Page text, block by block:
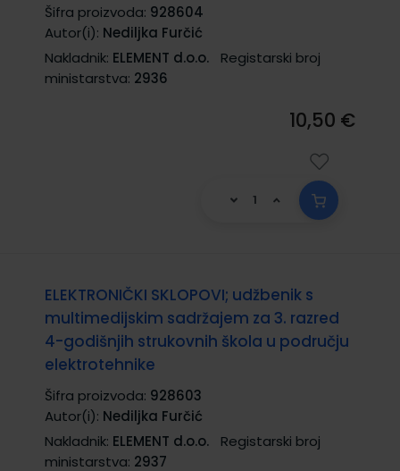
Šifra proizvoda: 928604
Autor(i): Nediljka Furčić
Nakladnik: ELEMENT d.o.o.
Registarski broj
ministarstva: 2936
10,50 €
ELEKTRONIČKI SKLOPOVI; udžbenik s
multimedijskim sadržajem za 3. razred
4-godišnjih strukovnih škola u području
elektrotehnike
Šifra proizvoda: 928603
Autor(i): Nediljka Furčić
Nakladnik: ELEMENT d.o.o.
Registarski broj
ministarstva: 2937